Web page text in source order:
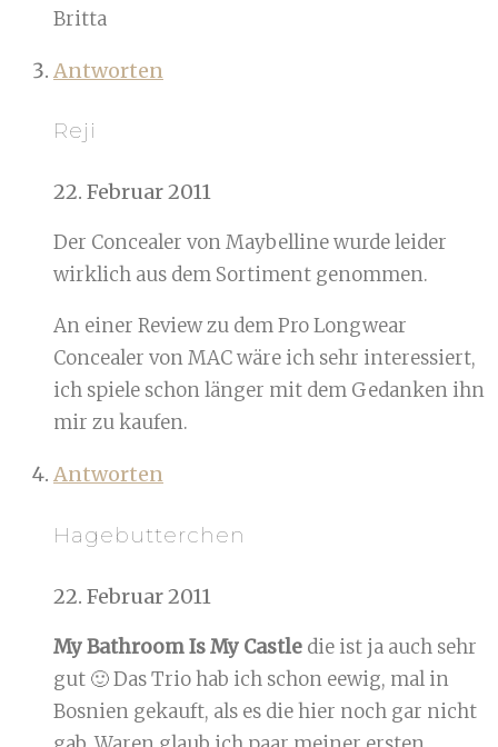
Britta
Antworten
Reji
22. Februar 2011
Der Concealer von Maybelline wurde leider
wirklich aus dem Sortiment genommen.
An einer Review zu dem Pro Longwear
Concealer von MAC wäre ich sehr interessiert,
ich spiele schon länger mit dem Gedanken ihn
mir zu kaufen.
Antworten
Hagebutterchen
22. Februar 2011
My Bathroom Is My Castle die ist ja auch sehr
gut 🙂 Das Trio hab ich schon eewig, mal in
Bosnien gekauft, als es die hier noch gar nicht